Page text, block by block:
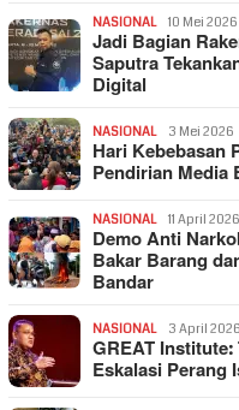
NASIONAL 10 Mei 2026
Jadi Bagian
Saputra
Digital
NASIONAL 3 Mei 2026
Hari Kebebasan
Pendirian Media
NASIONAL 11 April 2026
Demo Anti
Bakar Barang
Bandar
NASIONAL 3 April 2026
GREAT
Eskalasi Perang